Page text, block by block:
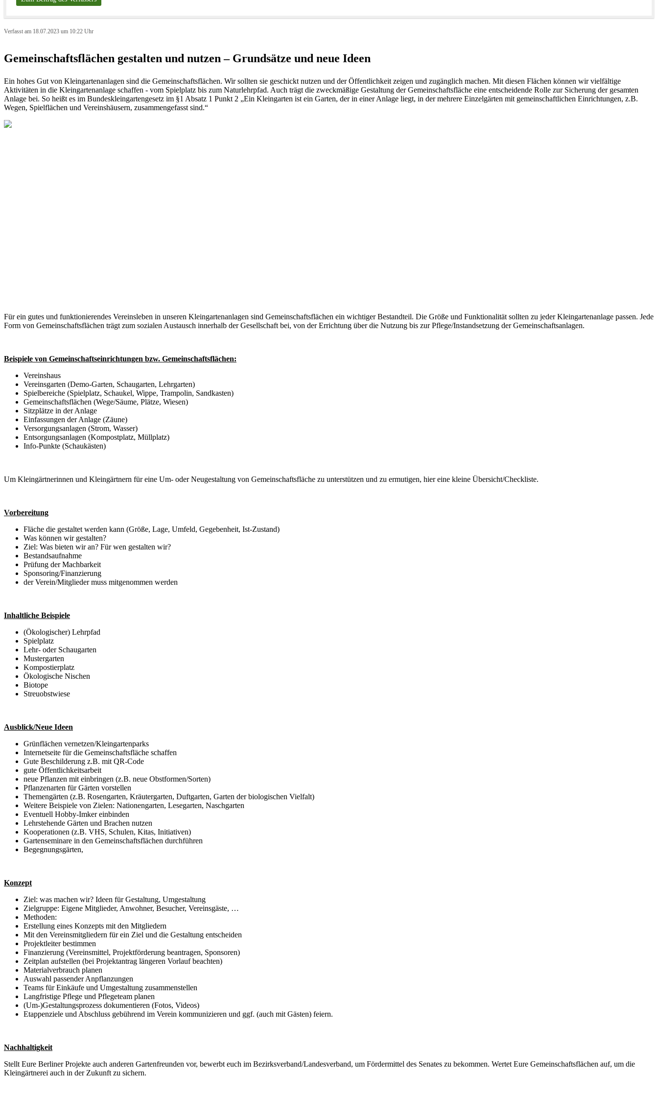
Verfasst am 18.07.2023 um 10:22 Uhr
Gemeinschaftsflächen gestalten und nutzen – Grundsätze und neue Ideen
Ein hohes Gut von Kleingartenanlagen sind die Gemeinschaftsflächen. Wir sollten sie geschickt nutzen und der Öffentlichkeit zeigen und zugänglich machen. Mit diesen Flächen können wir vielfältige
Aktivitäten in die Kleingartenanlage schaffen - vom Spielplatz bis zum Naturlehrpfad. Auch trägt die zweckmäßige Gestaltung der Gemeinschaftsfläche eine entscheidende Rolle zur Sicherung der gesamten
Anlage bei. So heißt es im Bundeskleingartengesetz im §1 Absatz 1 Punkt 2 „Ein Kleingarten ist ein Garten, der in einer Anlage liegt, in der mehrere Einzelgärten mit gemeinschaftlichen Einrichtungen, z.B.
Wegen, Spielflächen und Vereinshäusern, zusammengefasst sind.“
Für ein gutes und funktionierendes Vereinsleben in unseren Kleingartenanlagen sind Gemeinschaftsflächen ein wichtiger Bestandteil. Die Größe und Funktionalität sollten zu jeder Kleingartenanlage passen. Jede
Form von Gemeinschaftsflächen trägt zum sozialen Austausch innerhalb der Gesellschaft bei, von der Errichtung über die Nutzung bis zur Pflege/Instandsetzung der Gemeinschaftsanlagen.
Beispiele von Gemeinschaftseinrichtungen bzw. Gemeinschaftsflächen:
Vereinshaus
Vereinsgarten (Demo-Garten, Schaugarten, Lehrgarten)
Spielbereiche (Spielplatz, Schaukel, Wippe, Trampolin, Sandkasten)
Gemeinschaftsflächen (Wege/Säume, Plätze, Wiesen)
Sitzplätze in der Anlage
Einfassungen der Anlage (Zäune)
Versorgungsanlagen (Strom, Wasser)
Entsorgungsanlagen (Kompostplatz, Müllplatz)
Info-Punkte (Schaukästen)
Um Kleingärtnerinnen und Kleingärtnern für eine Um- oder Neugestaltung von Gemeinschaftsfläche zu unterstützen und zu ermutigen, hier eine kleine Übersicht/Checkliste.
Vorbereitung
Fläche die gestaltet werden kann (Größe, Lage, Umfeld, Gegebenheit, Ist-Zustand)
Was können wir gestalten?
Ziel: Was bieten wir an? Für wen gestalten wir?
Bestandsaufnahme
Prüfung der Machbarkeit
Sponsoring/Finanzierung
der Verein/Mitglieder muss mitgenommen werden
Inhaltliche Beispiele
(Ökologischer) Lehrpfad
Spielplatz
Lehr- oder Schaugarten
Mustergarten
Kompostierplatz
Ökologische Nischen
Biotope
Streuobstwiese
Ausblick/Neue Ideen
Grünflächen vernetzen/Kleingartenparks
Internetseite für die Gemeinschaftsfläche schaffen
Gute Beschilderung z.B. mit QR-Code
gute Öffentlichkeitsarbeit
neue Pflanzen mit einbringen (z.B. neue Obstformen/Sorten)
Pflanzenarten für Gärten vorstellen
Themengärten (z.B. Rosengarten, Kräutergarten, Duftgarten, Garten der biologischen Vielfalt)
Weitere Beispiele von Zielen: Nationengarten, Lesegarten, Naschgarten
Eventuell Hobby-Imker einbinden
Lehrstehende Gärten und Brachen nutzen
Kooperationen (z.B. VHS, Schulen, Kitas, Initiativen)
Gartenseminare in den Gemeinschaftsflächen durchführen
Begegnungsgärten,
Konzept
Ziel: was machen wir? Ideen für Gestaltung, Umgestaltung
Zielgruppe: Eigene Mitglieder, Anwohner, Besucher, Vereinsgäste, …
Methoden:
Erstellung eines Konzepts mit den Mitgliedern
Mit den Vereinsmitgliedern für ein Ziel und die Gestaltung entscheiden
Projektleiter bestimmen
Finanzierung (Vereinsmittel, Projektförderung beantragen, Sponsoren)
Zeitplan aufstellen (bei Projektantrag längeren Vorlauf beachten)
Materialverbrauch planen
Auswahl passender Anpflanzungen
Teams für Einkäufe und Umgestaltung zusammenstellen
Langfristige Pflege und Pflegeteam planen
(Um-)Gestaltungsprozess dokumentieren (Fotos, Videos)
Etappenziele und Abschluss gebührend im Verein kommunizieren und ggf. (auch mit Gästen) feiern.
Nachhaltigkeit
Stellt Eure Berliner Projekte auch anderen Gartenfreunden vor, bewerbt euch im Bezirksverband/Landesverband, um Fördermittel des Senates zu bekommen. Wertet Eure Gemeinschaftsflächen auf, um die
Kleingärtnerei auch in der Zukunft zu sichern.